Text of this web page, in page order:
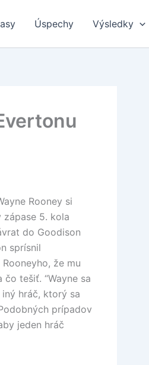
Úspechy Výsledky
Rooney si
5. kola
do Goodison
sprísnil
že mu
tešiť. “Wayne sa
hráč, ktorý sa
prípadov
jeden hráč